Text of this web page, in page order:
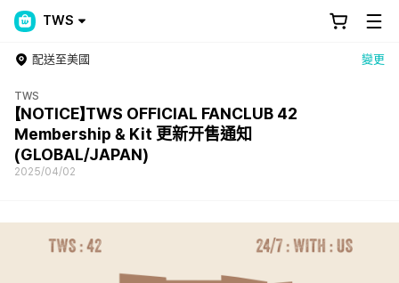
TWS
配送至美國 變更
TWS
【NOTICE】TWS OFFICIAL FANCLUB 42
Membership & Kit 更新开售通知
(GLOBAL/JAPAN)
2025/04/02